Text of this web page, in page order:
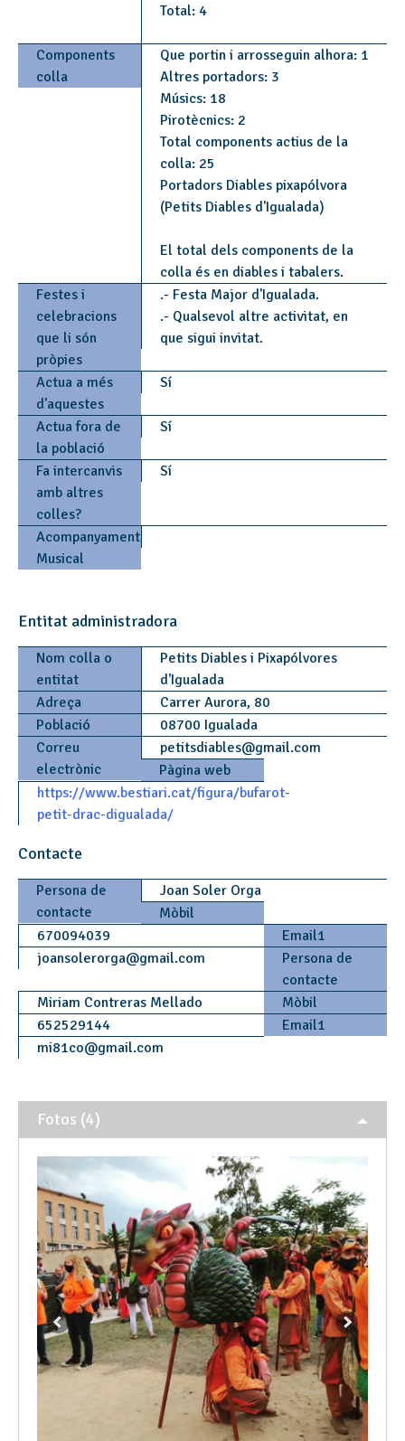
Total: 4
Components
colla
Que portin i arrosseguin alhora: 1
Altres portadors: 3
Músics: 18
Pirotècnics: 2
Total components actius de la
colla: 25
Portadors Diables pixapólvora
(Petits Diables d'Igualada)
El total dels components de la
colla és en diables i tabalers.
Festes i
celebracions
que li són
pròpies
.- Festa Major d'Igualada.
.- Qualsevol altre activitat, en
que sigui invitat.
Actua a més
d'aquestes
Sí
Actua fora de
la població
Sí
Fa intercanvis
amb altres
colles?
Sí
Acompanyament
Musical
Entitat administradora
Nom colla o
entitat
Petits Diables i Pixapólvores
d'Igualada
Adreça
Carrer Aurora, 80
Població
08700 Igualada
Correu
electrònic
petitsdiables@gmail.com
Pàgina web
https://www.bestiari.cat/figura/bufarot-
petit-drac-digualada/
Contacte
Persona de
contacte
Joan Soler Orga
Mòbil
670094039
Email1
joansolerorga@gmail.com
Persona de
contacte
Miriam Contreras Mellado
Mòbil
652529144
Email1
mi81co@gmail.com
Fotos (4)